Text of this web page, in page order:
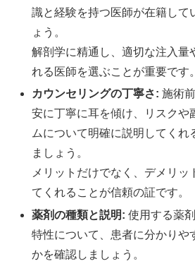
識と経験を持つ医師が在籍して
ょう。
解剖学に精通し、適切な注入量
れる医師を選ぶことが重要です。
カウンセリングの丁寧さ: 施術
安に丁寧に耳を傾け、リスクや
ムについて明確に説明してくれ
ましょう。
メリットだけでなく、デメリッ
てくれることが信頼の証です。
薬剤の種類と説明: 使用する薬
特性について、患者に分かりや
かを確認しましょう。